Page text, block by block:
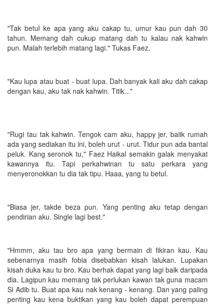
"Tak betul ke apa yang aku cakap tu, umur kau pun dah 30
tahun. Memang dah cukup matang dah tu kalau nak kahwin
pun. Malah terlebih matang lagi." Tukas Faez.
"Kau lupa atau buat - buat lupa. Dah banyak kali aku dah cakap
dengan kau, aku tak nak kahwin. Titik..."
"Rugi tau tak kahwin. Tengok cam aku, happy jer, balik rumah
ada yang sediakan itu ini, boleh urut - urut. Tidur pun ada bantal
peluk. Kang seronok tu," Faez Haikal semakin galak menyakat
kawannya itu. Tapi perkahwinan tu satu perkara yang
menyeronokkan tu dia tak tipu. Haaa, yang tu betul.
"Biasa jer, takde beza pun. Yang penting aku tetap dengan
pendirian aku. Single lagi best."
"Hmmm, aku tau bro apa yang bermain di fikiran kau. Kau
sebenarnya masih fobia disebabkan kisah lalukan. Lupakan
kisah duka kau tu bro. Kau berhak dapat yang lagi baik daripada
dia. Lagipun kau memang tak perlukan kawan tak guna macam
Si Adib tu. Buat apa kau nak kenang - kenang. Dan yang paling
penting kau kena buktikan yang kau boleh dapat perempuan